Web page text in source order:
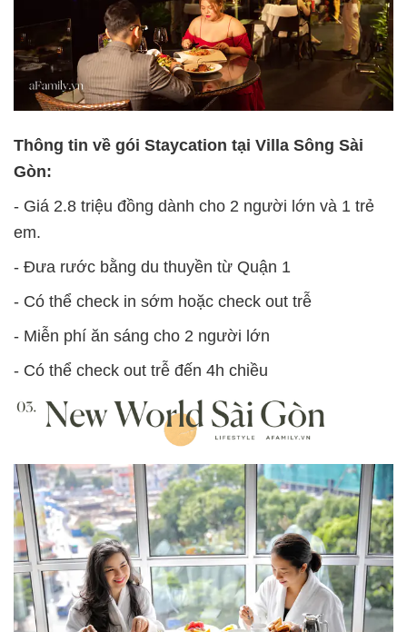
Thông tin về gói Staycation tại Villa Sông Sài
Gòn:
- Giá 2.8 triệu đồng dành cho 2 người lớn và 1 trẻ
em.
- Đưa rước bằng du thuyền từ Quận 1
- Có thể check in sớm hoặc check out trễ
- Miễn phí ăn sáng cho 2 người lớn
- Có thể check out trễ đến 4h chiều